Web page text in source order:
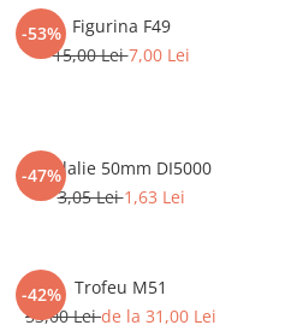
-53%
Figurina F49
15,00 Lei7,00 Lei
-47%
Medalie 50mm DI5000
3,05 Lei1,63 Lei
-42%
Trofeu M51
53,00 Leide la 31,00 Lei